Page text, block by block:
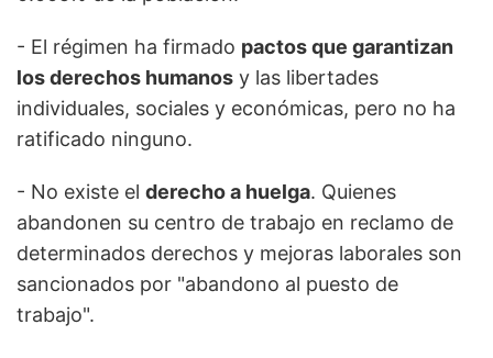
- El régimen ha firmado pactos que garantizan
los derechos humanos y las libertades
individuales, sociales y económicas, pero no ha
ratificado ninguno.
- No existe el derecho a huelga. Quienes
abandonen su centro de trabajo en reclamo de
determinados derechos y mejoras laborales son
sancionados por "abandono al puesto de
trabajo".